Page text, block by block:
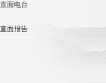
直面电台
直面报告